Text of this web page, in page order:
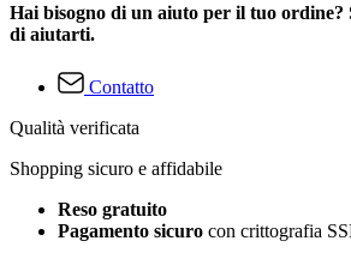
Hai bisogno di un aiuto per il tuo ordine?
di aiutarti.
Contatto
Qualità verificata
Shopping sicuro e affidabile
Reso gratuito
Pagamento sicuro con crittografia